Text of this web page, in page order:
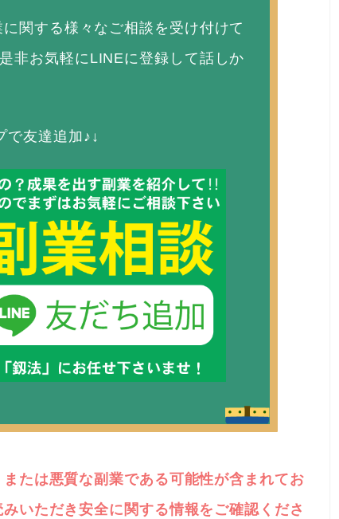
関する様々なご相談を受け付けて
非お気軽にLINEに登録して話しか
で友達追加♪↓
たは悪質な副業である可能性が含まれてお
いただき安全に関する情報をご確認くださ